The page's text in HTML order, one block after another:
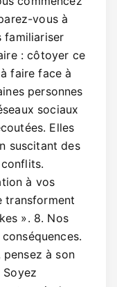
vous à
familiariser
: côtoyer ce
faire face à
personnes
sociaux
Elles
suscitant des
à vos
transforment
». 8. Nos
à son